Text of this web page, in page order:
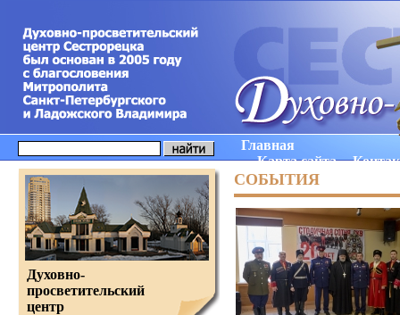
Главная
Карта сайта
СОБЫТИЯ
Духовно-
просветительский
центр